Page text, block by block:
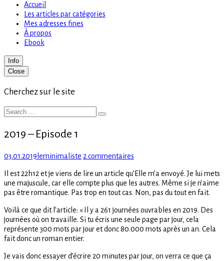
Accueil
Les articles par catégories
Mes adresses fines
À propos
Ebook
Info
Primary
Sidebar
Close
Cherchez sur le site
Search
Search
2019 – Episode 1
Posted
03.01.2019 Author
leminimaliste 2 commentaires
–
Episode
1
Il est 22h12 et je viens de lire un article qu’Elle m’a envoyé. Je lui mets
une majuscule, car elle compte plus que les autres. Même si je n’aime
pas être romantique. Pas trop en tout cas. Non, pas du tout en fait.
Voilà ce que dit l’article: « Il y a 261 journées ouvrables en 2019. Des
journées où on travaille. Si tu écris une seule page par jour, cela
représente 300 mots par jour et donc 80.000 mots après un an. Cela
fait donc un roman entier.
Je vais donc essayer d’écrire 20 minutes par jour, on verra ce que ça